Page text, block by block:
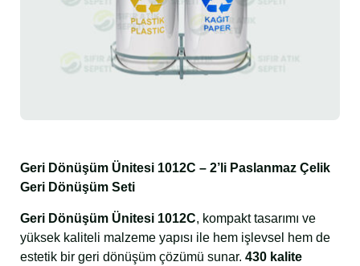
Geri Dönüşüm Ünitesi 1012C – 2’li Paslanmaz Çelik
Geri Dönüşüm Seti
Geri Dönüşüm Ünitesi 1012C, kompakt tasarımı ve
yüksek kaliteli malzeme yapısı ile hem işlevsel hem de
estetik bir geri dönüşüm çözümü sunar. 430 kalite